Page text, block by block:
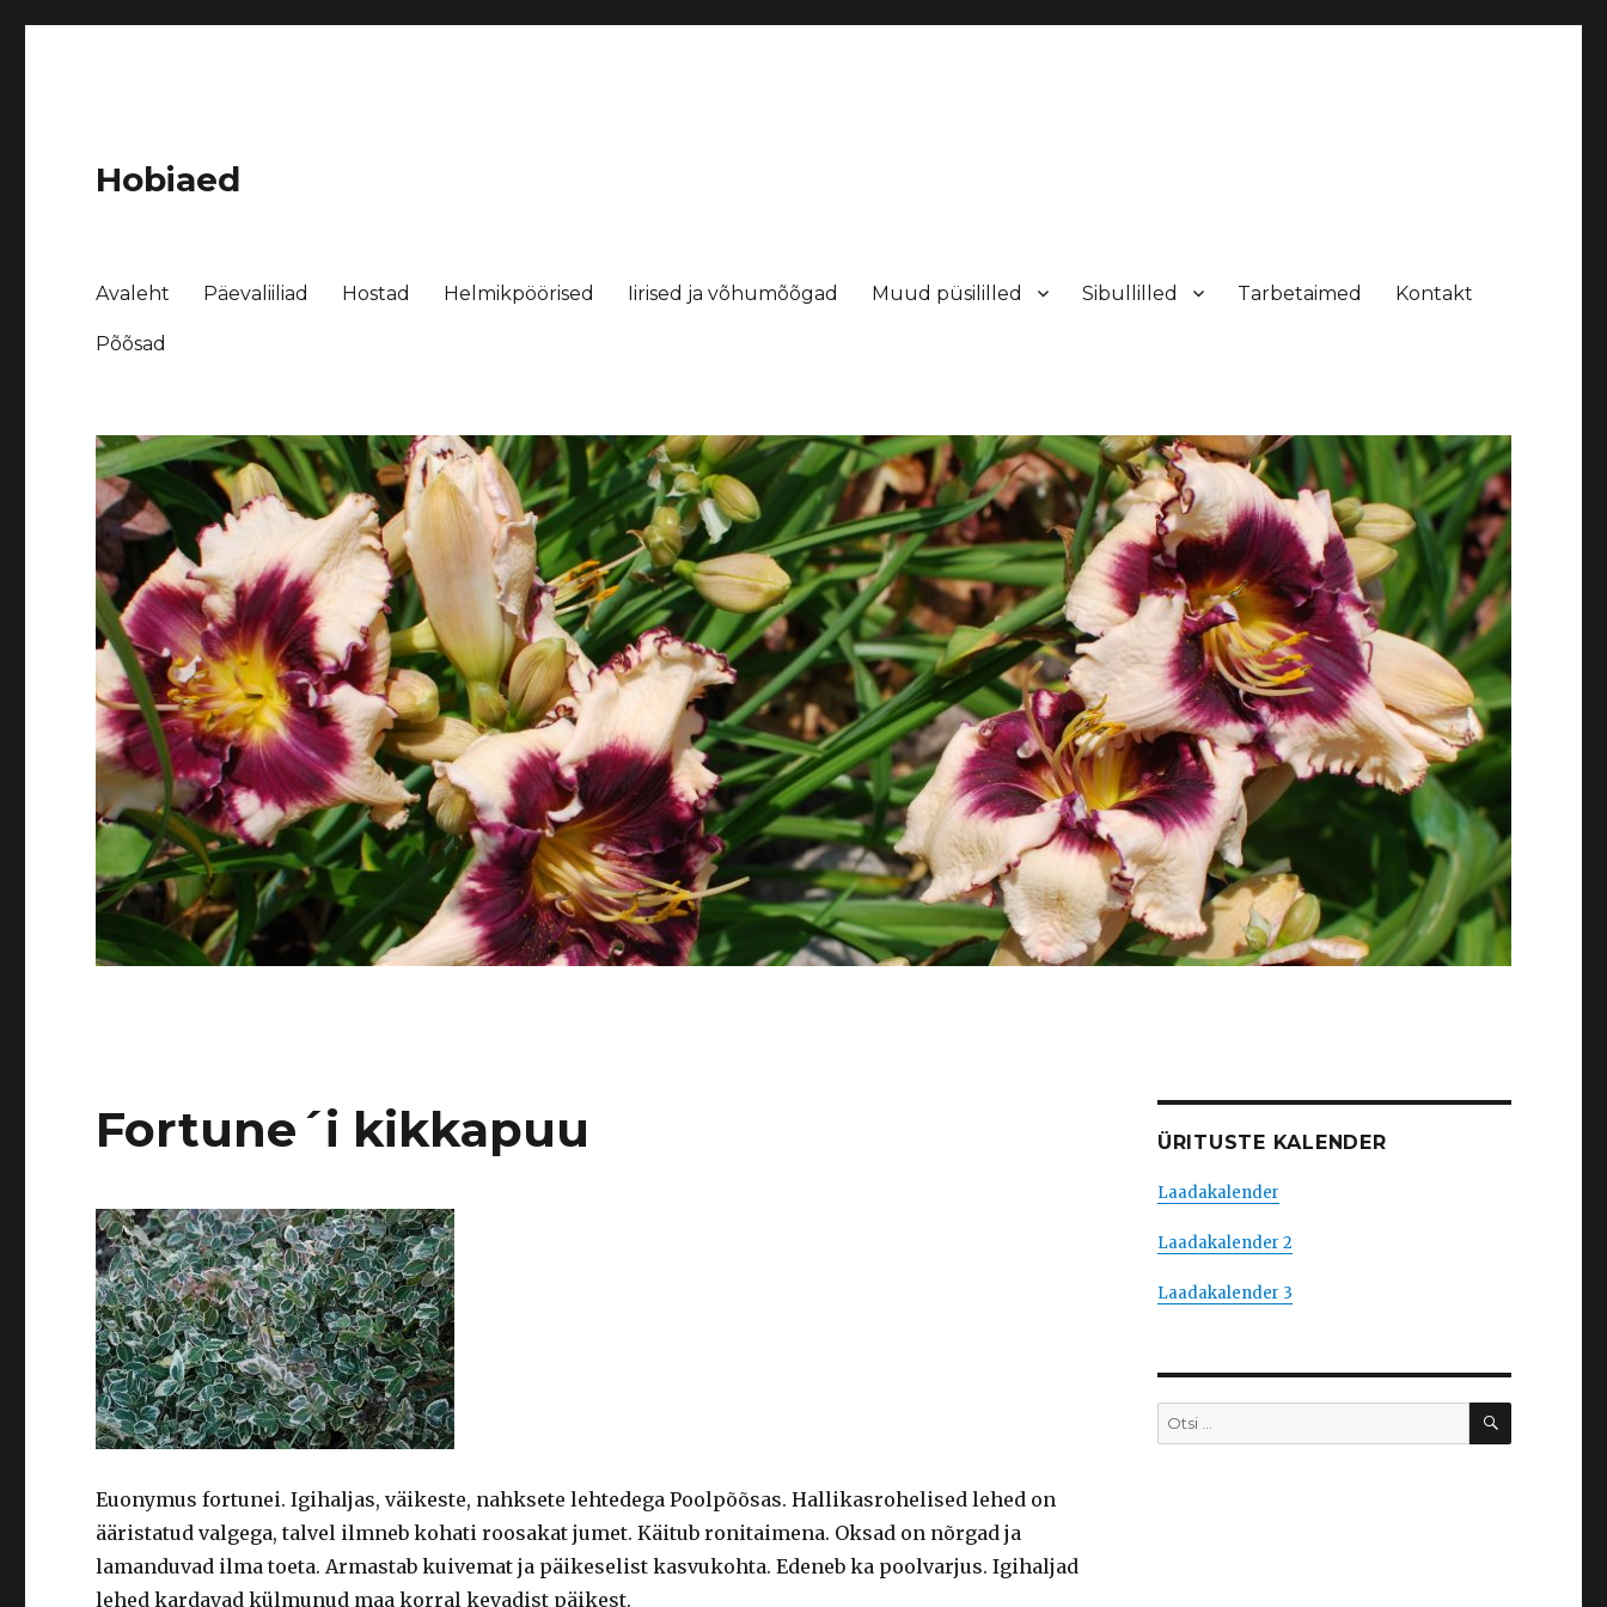
Hobiaed
Avaleht Päevaliiliad Hostad Helmikpöörised Iirised ja võhumõõgad Muud püsililled Sibullilled Tarbetaimed Kontakt
Põõsad
Fortune´i kikkapuu
Euonymus fortunei. Igihaljas, väikeste, nahksete lehtedega Poolpõõsas. Hallikasrohelised lehed on
ääristatud valgega, talvel ilmneb kohati roosakat jumet. Käitub ronitaimena. Oksad on nõrgad ja
lamanduvad ilma toeta. Armastab kuivemat ja päikeselist kasvukohta. Edeneb ka poolvarjus. Igihaljad
lehed kardavad külmunud maa korral kevadist päikest.
ÜRITUSTE KALENDER
Laadakalender
Laadakalender 2
Laadakalender 3
Otsi: OTSI